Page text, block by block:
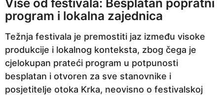
program i lokalna zajednica
Težnja festivala je premostiti jaz između visoke
produkcije i lokalnog konteksta, zbog čega je
cjelokupan prateći program u potpunosti
besplatan i otvoren za sve stanovnike i
posjetitelje otoka Krka, neovisno o festivalskoj